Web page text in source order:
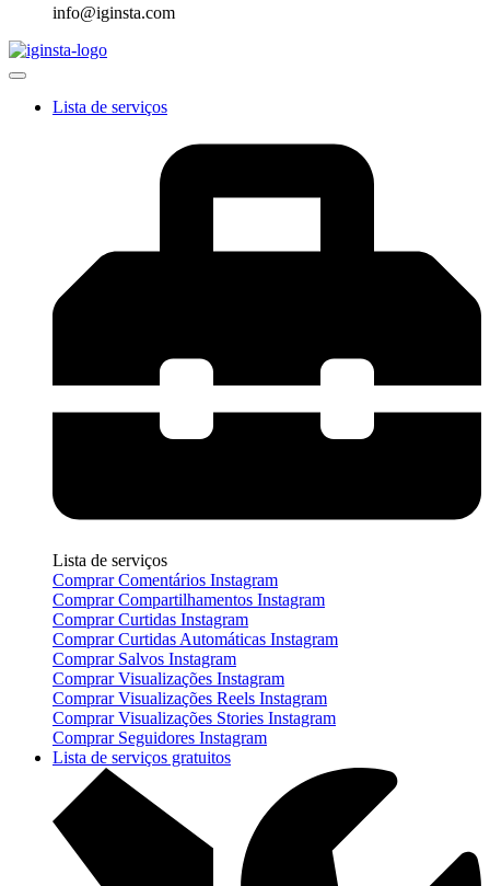
info@iginsta.com
Lista de serviços
Lista de serviços
Comprar Comentários Instagram
Comprar Compartilhamentos Instagram
Comprar Curtidas Instagram
Comprar Curtidas Automáticas Instagram
Comprar Salvos Instagram
Comprar Visualizações Instagram
Comprar Visualizações Reels Instagram
Comprar Visualizações Stories Instagram
Comprar Seguidores Instagram
Lista de serviços gratuitos